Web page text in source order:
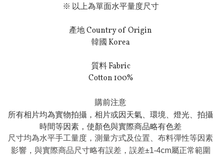
※ 以上為單面水平量度尺寸
產地 Country of Origin
韓國 Korea
質料 Fabric
Cotton 100%
購前注意
所有相片均為實物拍攝，相片或因天氣、 環境、燈光、拍攝
時間等因素，使顏色與實際商品略有色差
尺寸均為水平手工量度，測量方式及位置、布料彈性等因素
影響， 與實際商品尺寸略有誤差， 誤差±1-4cm屬正常範圍